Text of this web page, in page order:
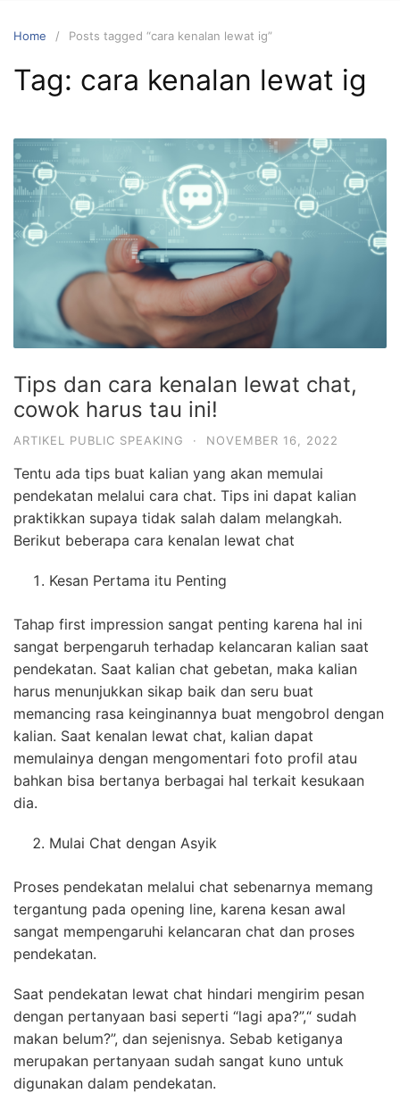
Home Posts tagged “cara kenalan lewat ig”
Tag: cara kenalan lewat ig
Tips dan cara kenalan lewat chat,
cowok harus tau ini!
ARTIKEL PUBLIC SPEAKING · NOVEMBER 16, 2022
Tentu ada tips buat kalian yang akan memulai
pendekatan melalui cara chat. Tips ini dapat kalian
praktikkan supaya tidak salah dalam melangkah.
Berikut beberapa cara kenalan lewat chat
Kesan Pertama itu Penting
Tahap first impression sangat penting karena hal ini
sangat berpengaruh terhadap kelancaran kalian saat
pendekatan. Saat kalian chat gebetan, maka kalian
harus menunjukkan sikap baik dan seru buat
memancing rasa keinginannya buat mengobrol dengan
kalian. Saat kenalan lewat chat, kalian dapat
memulainya dengan mengomentari foto profil atau
bahkan bisa bertanya berbagai hal terkait kesukaan
dia.
Mulai Chat dengan Asyik
Proses pendekatan melalui chat sebenarnya memang
tergantung pada opening line, karena kesan awal
sangat mempengaruhi kelancaran chat dan proses
pendekatan.
Saat pendekatan lewat chat hindari mengirim pesan
dengan pertanyaan basi seperti “lagi apa?”,“ sudah
makan belum?”, dan sejenisnya. Sebab ketiganya
merupakan pertanyaan sudah sangat kuno untuk
digunakan dalam pendekatan.